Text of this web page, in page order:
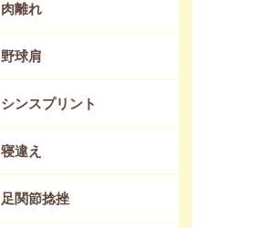
肉離れ
野球肩
シンスプリント
寝違え
足関節捻挫